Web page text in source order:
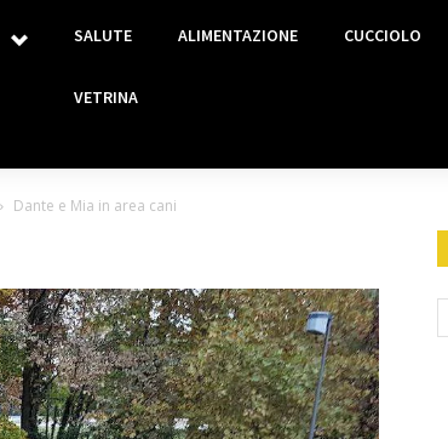
SALUTE ALIMENTAZIONE CUCCIOLO
VETRINA
Dante e Mia in area cani